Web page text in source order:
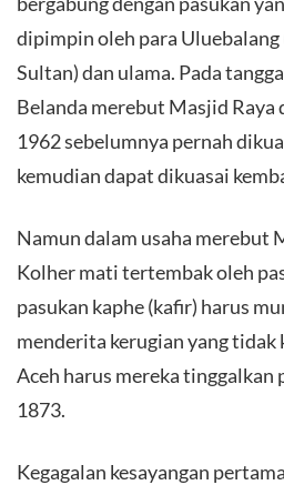
dipimpin oleh para Uluebalang
Sultan) dan ulama. Pada
Belanda merebut Masjid Raya
1962 sebelumnya pernah
kemudian dapat dikuasai
Namun dalam usaha merebut
Kolher mati tertembak oleh
pasukan kaphe (kafir) harus
menderita kerugian yang tidak
Aceh harus mereka tinggalkan
1873.
Kegagalan kesayangan